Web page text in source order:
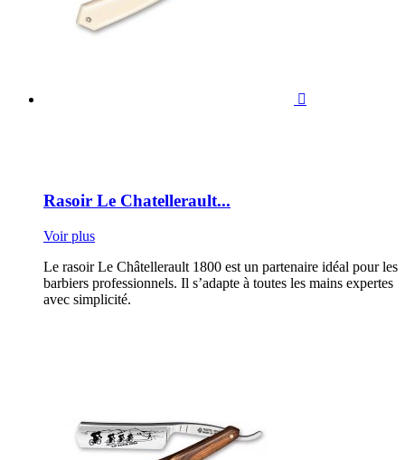

Rasoir Le Chatellerault...
Voir plus
Le rasoir Le Châtellerault 1800 est un partenaire idéal pour les
barbiers professionnels. Il s’adapte à toutes les mains expertes
avec simplicité.